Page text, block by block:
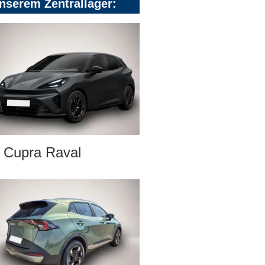
Zentrallager:
Cupra Raval